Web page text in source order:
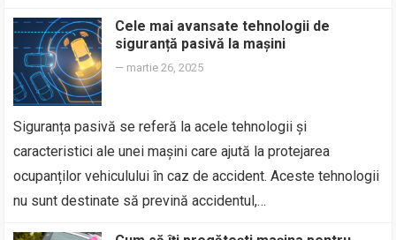
Cele mai avansate tehnologii de
siguranță pasivă la mașini
— martie 26, 2025
Siguranța pasivă se referă la acele tehnologii și
caracteristici ale unei mașini care ajută la protejarea
ocupanților vehiculului în caz de accident. Aceste tehnologii
nu sunt destinate să prevină accidentul,…